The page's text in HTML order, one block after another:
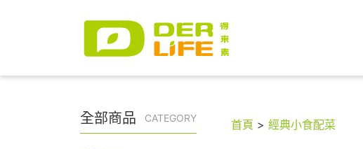
全部商品 CATEGORY 首頁 > 經典小食配菜